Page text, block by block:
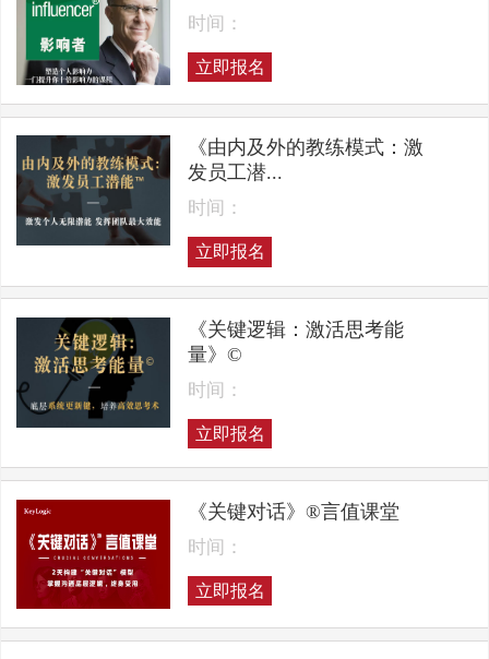
时间：
立即报名
《由内及外的教练模式：激
发员工潜...
时间：
立即报名
《关键逻辑：激活思考能
量》©
时间：
立即报名
《关键对话》®言值课堂
时间：
立即报名